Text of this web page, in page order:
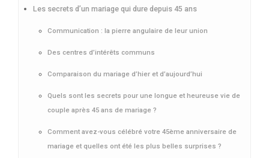
Les secrets d’un mariage qui dure depuis 45 ans
Communication : la pierre angulaire de leur union
Des centres d’intérêts communs
Comparaison du mariage d’hier et d’aujourd’hui
Quels sont les secrets pour une longue et heureuse vie de
couple après 45 ans de mariage ?
Comment avez-vous célébré votre 45ème anniversaire de
mariage et quelles ont été les plus belles surprises ?